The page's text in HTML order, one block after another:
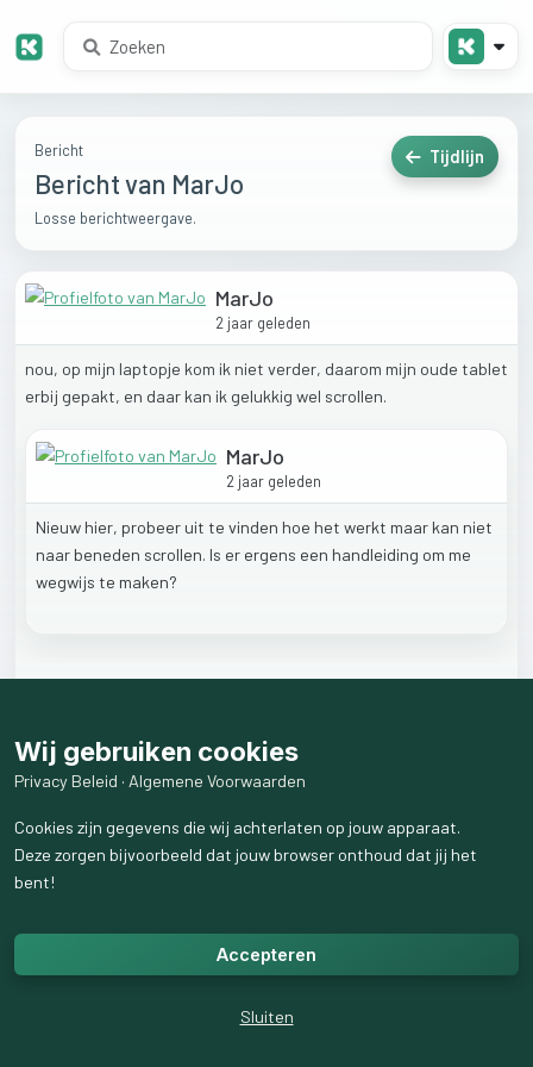
Bericht
Bericht van MarJo
Losse berichtweergave.
Tijdlijn
MarJo
2 jaar geleden
nou, op mijn laptopje kom ik niet verder, daarom mijn oude tablet
erbij gepakt, en daar kan ik gelukkig wel scrollen.
MarJo
2 jaar geleden
Nieuw hier, probeer uit te vinden hoe het werkt maar kan niet
naar beneden scrollen. Is er ergens een handleiding om me
wegwijs te maken?
1reactieweergeven
Wij gebruiken cookies
Privacy Beleid · Algemene Voorwaarden
Cookies zijn gegevens die wij achterlaten op jouw apparaat.
Deze zorgen bijvoorbeeld dat jouw browser onthoud dat jij het
bent!
Accepteren
Sluiten